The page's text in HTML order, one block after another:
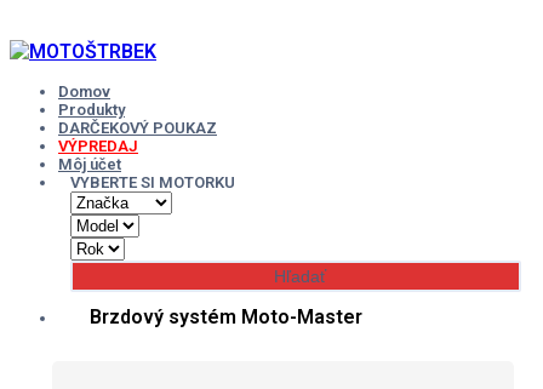
to
content
Domov
Produkty
DARČEKOVÝ POUKAZ
VÝPREDAJ
Môj účet
VYBERTE SI MOTORKU
Brzdový systém Moto-Master